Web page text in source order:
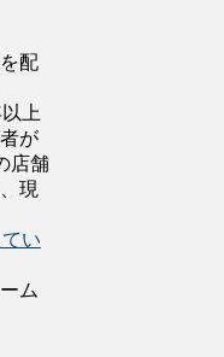
配
上
が
店舗
現
い
ム